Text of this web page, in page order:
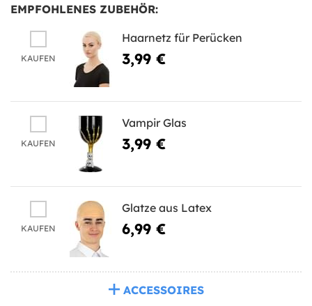
EMPFOHLENES ZUBEHÖR:
KAUFEN
Haarnetz für Perücken
3,99 €
KAUFEN
Vampir Glas
3,99 €
KAUFEN
Glatze aus Latex
6,99 €
ACCESSOIRES